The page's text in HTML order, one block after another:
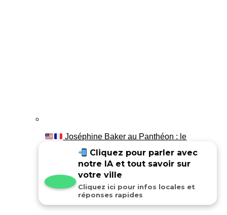
Joséphine Baker au Panthéon : le
Cliquez pour parler avec
notre IA et tout savoir sur
votre ville
Cliquez ici pour infos locales et
réponses rapides